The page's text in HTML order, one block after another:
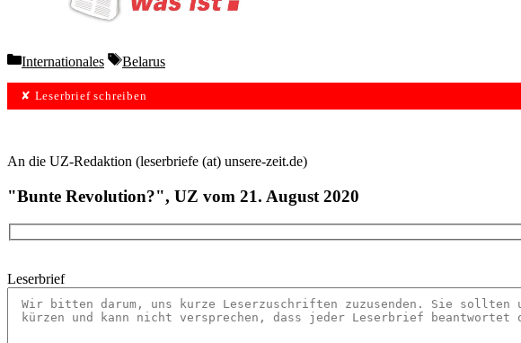
Categories
Internationales Tags
Belarus
✘ Leserbrief schreiben
An die UZ-Redaktion (leserbriefe (at) unsere-zeit.de)
"Bunte Revolution?", UZ vom 21. August 2020
Leserbrief